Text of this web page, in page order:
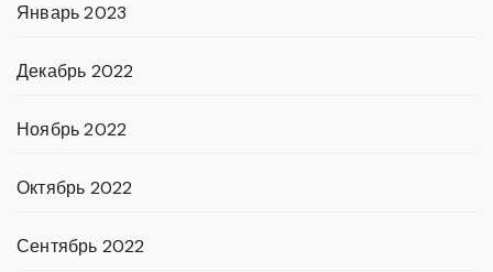
Январь 2023
Декабрь 2022
Ноябрь 2022
Октябрь 2022
Сентябрь 2022